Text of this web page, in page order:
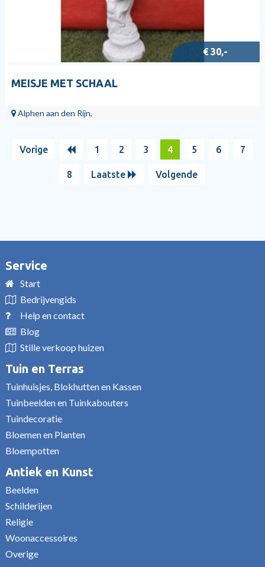
€ 30,-
MEISJE MET SCHAAL
Alphen aan den Rijn,
Vorige 1 2 3 4 5 6 7
8 Laatste Volgende
Service
Start
Bedrijvengids
Help en contact
Blog
Stille verkoop huizen
Tuin en Terras
Tuinhuisjes, Blokhutten en Kassen
Tuinbeelden en Tuinkabouters
Tuindecoratie
Bloemen en Planten
Bloempotten
Antiek en Kunst
Beelden
Schilderijen
Religie
Woonaccessoires
Overige